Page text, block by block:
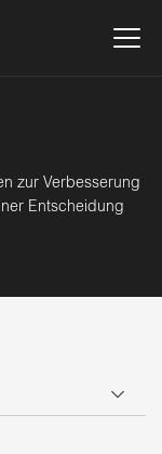
zur Verbesserung
Entscheidung